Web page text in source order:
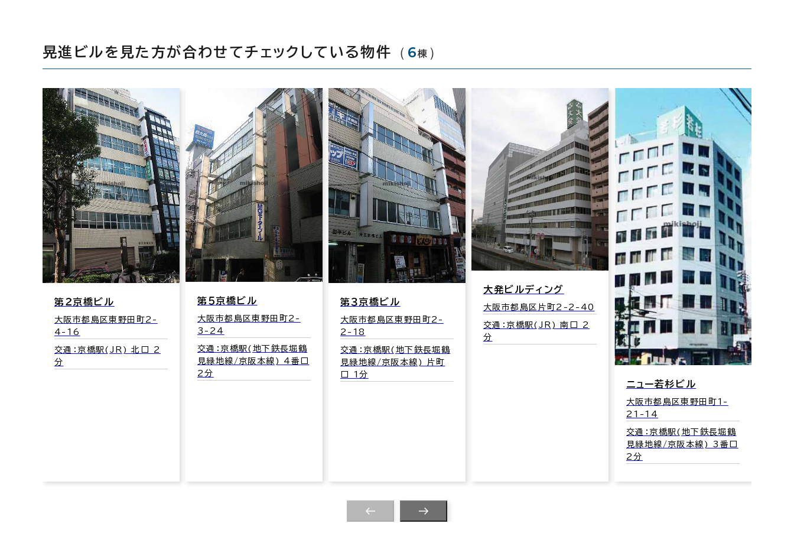
晃進ビルを見た方が合わせてチェックしている物件 （ 6棟 ）
第２京橋ビル
大阪市都島区東野田町2-
4-16
交通：京橋駅(JR) 北口 2
分
第５京橋ビル
大阪市都島区東野田町2-
3-24
交通：京橋駅(地下鉄長堀鶴
見緑地線/京阪本線) 4番口
2分
第３京橋ビル
大阪市都島区東野田町2-
2-18
交通：京橋駅(地下鉄長堀鶴
見緑地線/京阪本線) 片町
口 1分
大発ビルディング
大阪市都島区片町2-2-40
交通：京橋駅(JR) 南口 2
分
ニュー若杉ビル
大阪市都島区東野田町1-
21-14
交通：京橋駅(地下鉄長堀鶴
見緑地線/京阪本線) 3番口
2分